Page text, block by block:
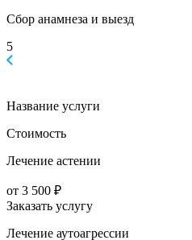
Сбор анамнеза и выезд
5
Название услуги
Стоимость
Лечение астении
от 3 500 ₽
Заказать услугу
Лечение аутоагрессии